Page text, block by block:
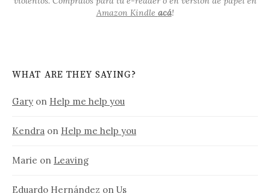
Amazon Kindle acá!
WHAT ARE THEY SAYING?
Gary on Help me help you
Kendra on Help me help you
Marie on Leaving
Eduardo Hernández on Us